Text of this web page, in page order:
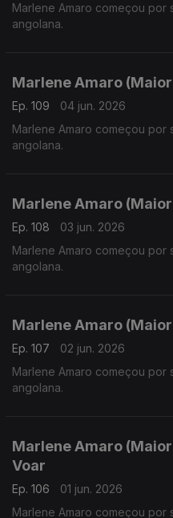
Marlene Amaro começou
angolana.
Marlene Amaro (Maior
Ep. 109
04 jun. 2026
Marlene Amaro começou
angolana.
Marlene Amaro
Ep. 108
03 jun. 2026
Marlene Amaro começou
angolana.
Marlene Amaro
Ep. 107
02 jun. 2026
Marlene Amaro começou
angolana.
Marlene Amaro
Voar
Ep. 106
01 jun. 2026
Marlene Amaro começou